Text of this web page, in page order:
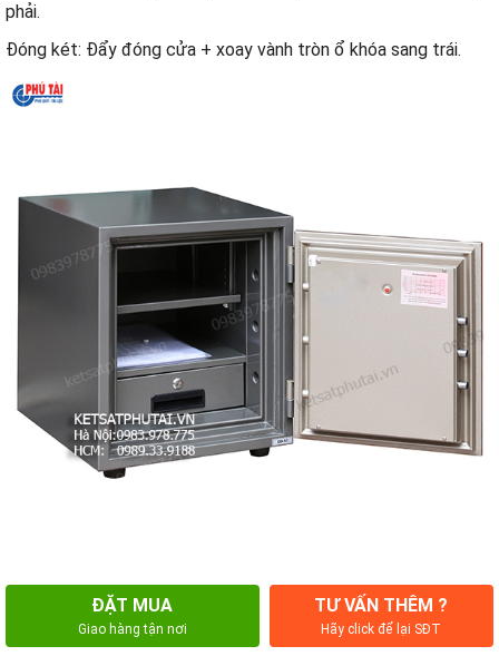
phải.
Đóng két: Đẩy đóng cửa + xoay vành tròn ổ khóa sang trái.
ĐẶT MUA
Giao hàng tận nơi
TƯ VẤN THÊM ?
Hãy click để lại SĐT